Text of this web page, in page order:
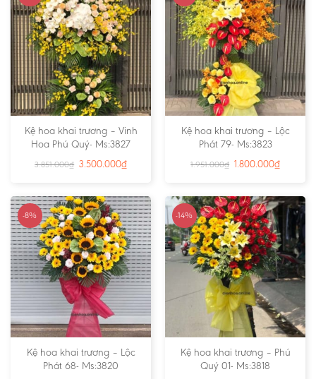
Kệ hoa khai trương – Vinh
Hoa Phú Quý- Ms:3827
3.851.000₫ 3.500.000₫
Kệ hoa khai trương – Lộc
Phát 79- Ms:3823
1.951.000₫ 1.800.000₫
-8%
Kệ hoa khai trương – Lộc
Phát 68- Ms:3820
-14%
Kệ hoa khai trương – Phú
Quý 01- Ms:3818